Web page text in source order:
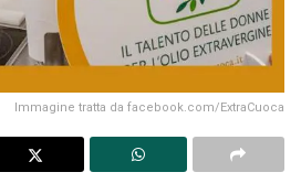
Immagine tratta da facebook.com/ExtraCuoca